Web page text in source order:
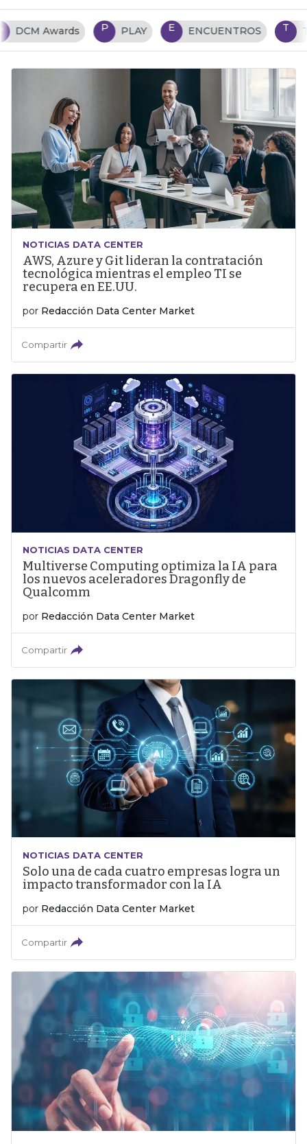
P PLAY E ENCUENTROS T TENDENCIAS TI
NOTICIAS DATA CENTER
AWS, Azure y Git lideran la contratación
tecnológica mientras el empleo TI se
recupera en EE.UU.
por Redacción Data Center Market
Compartir
NOTICIAS DATA CENTER
Multiverse Computing optimiza la IA para
los nuevos aceleradores Dragonfly de
Qualcomm
por Redacción Data Center Market
Compartir
NOTICIAS DATA CENTER
Solo una de cada cuatro empresas logra un
impacto transformador con la IA
por Redacción Data Center Market
Compartir